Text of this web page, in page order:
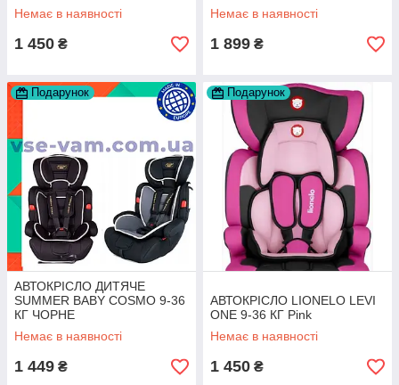
Немає в наявності
1 450 ₴
Немає в наявності
1 899 ₴
Подарунок
АВТОКРІСЛО ДИТЯЧЕ
SUMMER BABY COSMO 9-36
КГ ЧОРНЕ
Немає в наявності
1 449 ₴
Подарунок
АВТОКРІСЛО LIONELO LEVI
ONE 9-36 КГ Pink
Немає в наявності
1 450 ₴